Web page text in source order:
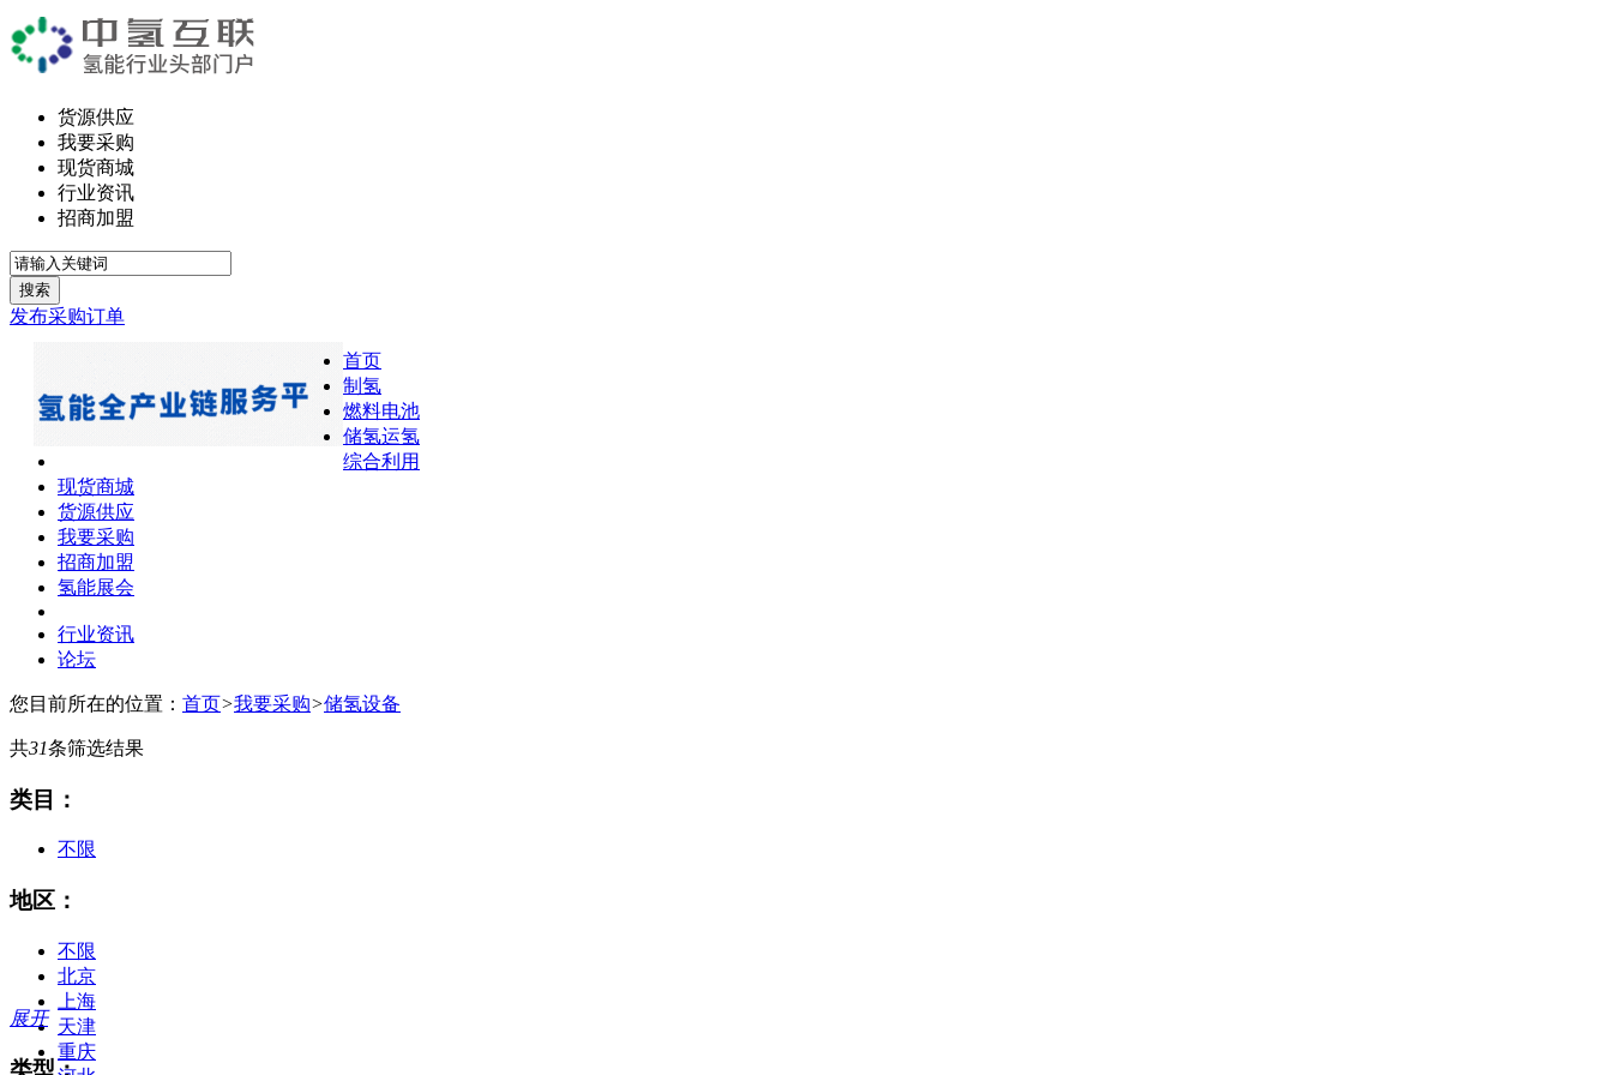
货源供应
我要采购
现货商城
行业资讯
招商加盟
搜索
发布采购订单
首页
制氢
燃料电池
储氢运氢
综合利用
现货商城
货源供应
我要采购
招商加盟
氢能展会
行业资讯
论坛
您目前所在的位置： 首页>我要采购>储氢设备
共31条筛选结果
类目：
不限
地区：
不限
北京
上海
天津
重庆
展开
类型：